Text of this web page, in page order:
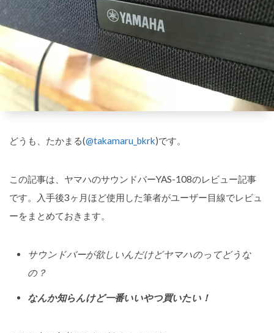
どうも、たかまる(@takamaru_bkrk)です。
この記事は、ヤマハのサウンドバーYAS-108のレビュー記事
です。入手後3ヶ月ほど使用した筆者がユーザー目線でレビュ
ーをまとめておきます。
サウンドバーが欲しいんだけどヤマハのってどうな
の？
なんか知らんけど一番いいやつ買いたい！